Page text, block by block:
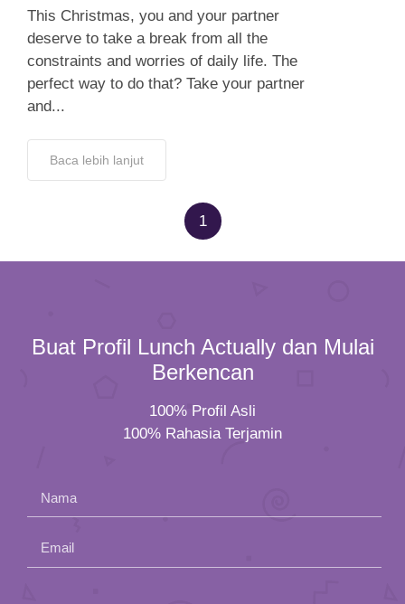
This Christmas, you and your partner
deserve to take a break from all the
constraints and worries of daily life. The
perfect way to do that? Take your partner
and...
Baca lebih lanjut
1
Buat Profil Lunch Actually dan Mulai
Berkencan
100% Profil Asli
100% Rahasia Terjamin
Nama
Email